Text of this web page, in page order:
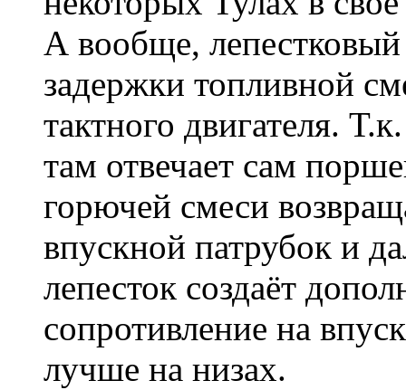
А вообще,
задержки топливной
тактного двигателя.
там отвечает сам
горючей смеси
впускной патрубок и
лепесток создаёт
сопротивление на
лучше на низах.